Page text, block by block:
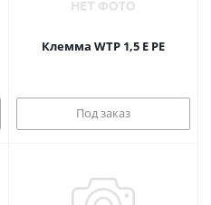
Клемма WTP 1,5 E PE
Под заказ